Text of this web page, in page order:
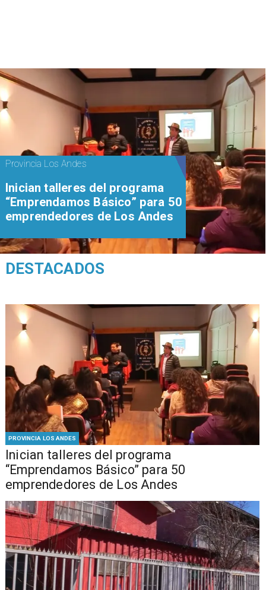
PROVINCIA LOS ANDES
Inician talleres del programa
“Emprendamos Básico” para 50
emprendedores de Los Andes
Provincia Los Andes
Inician talleres del programa
“Emprendamos Básico” para 50
emprendedores de Los Andes
DESTACADOS